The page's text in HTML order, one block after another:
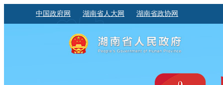
中国政府网 湖南省人大网 湖南省政协网